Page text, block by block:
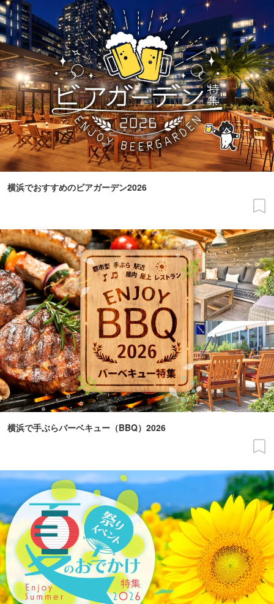
横浜でおすすめのビアガーデン2026
横浜で手ぶらバーベキュー（BBQ）2026